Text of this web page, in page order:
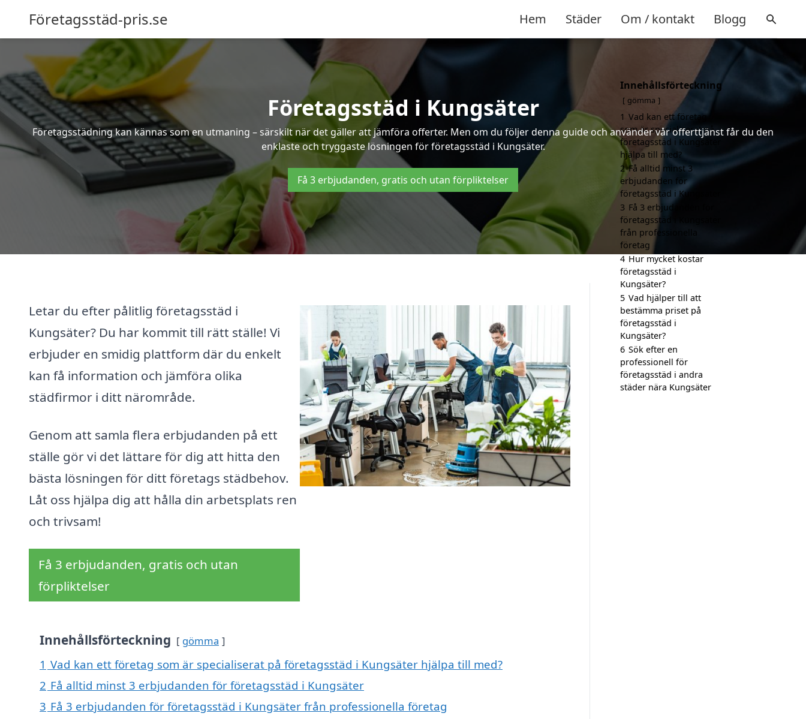
Företagsstäd-pris.se Hem Städer Om / kontakt Blogg
Företagsstäd i Kungsäter
Företagsstädning kan kännas som en utmaning – särskilt när det gäller att jämföra offerter. Men om du följer denna guide och använder vår offerttjänst får du den
enklaste och tryggaste lösningen för företagsstäd i Kungsäter.
Få 3 erbjudanden, gratis och utan förpliktelser
Letar du efter pålitlig företagsstäd i
Kungsäter? Du har kommit till rätt ställe! Vi
erbjuder en smidig plattform där du enkelt
kan få information och jämföra olika
städfirmor i ditt närområde.
Genom att samla flera erbjudanden på ett
ställe gör vi det lättare för dig att hitta den
bästa lösningen för ditt företags städbehov.
Låt oss hjälpa dig att hålla din arbetsplats ren
och trivsam!
Få 3 erbjudanden, gratis och utan
förpliktelser
Innehållsförteckning gömma
1 Vad kan ett företag som är specialiserat på företagsstäd i Kungsäter hjälpa till med?
2 Få alltid minst 3 erbjudanden för företagsstäd i Kungsäter
3 Få 3 erbjudanden för företagsstäd i Kungsäter från professionella företag
Innehållsförteckning
gömma
1 Vad kan ett företag
som är specialiserat på
företagsstäd i Kungsäter
hjälpa till med?
2 Få alltid minst 3
erbjudanden för
företagsstäd i Kungsäter
3 Få 3 erbjudanden för
företagsstäd i Kungsäter
från professionella
företag
4 Hur mycket kostar
företagsstäd i
Kungsäter?
5 Vad hjälper till att
bestämma priset på
företagsstäd i
Kungsäter?
6 Sök efter en
professionell för
företagsstäd i andra
städer nära Kungsäter